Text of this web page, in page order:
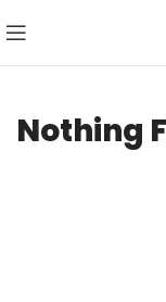
Nothing